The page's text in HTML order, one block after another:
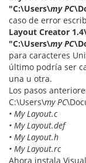
"C:\Users\my PC
caso de error
Layout Creator
"C:\Users\my PC
para caracteres
último podría ser
una u otra.
Los pasos
C:\Users\my PC
• My Layout.c
• My Layout.def
• My Layout.h
• My Layout.rc
Ahora instala